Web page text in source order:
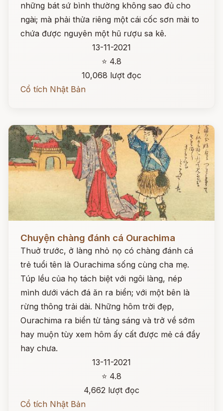
những bát sứ bình thường không sao đủ cho
ngài; mà phải thửa riêng một cái cốc sơn mài to
chứa được nguyên một hũ rượu sa kê.
13-11-2021
⭐ 4.8
10,068 lượt đọc
Cổ tích Nhật Bản
Chuyện chàng đánh cá Ourachima
Thuở trước, ở làng nhỏ nọ có chàng đánh cá
trẻ tuổi tên là Ourachima sống cùng cha mẹ.
Túp lều của họ tách biệt với ngôi làng, nép
mình dưới vách đá ăn ra biển; với một bên là
rừng thông trải dài. Những hôm trời đẹp,
Ourachima ra biển từ tảng sáng và trở về sớm
hay muộn tùy xem hôm ấy cất được mẻ cá đầy
hay chưa.
13-11-2021
⭐ 4.8
4,662 lượt đọc
Cổ tích Nhật Bản